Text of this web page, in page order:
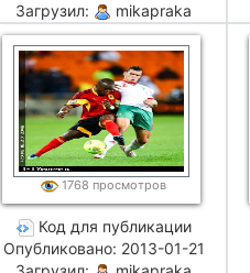
Загрузил:
mikapraka
1768 просмотров
Код для публикации
Опубликовано: 2013-01-21